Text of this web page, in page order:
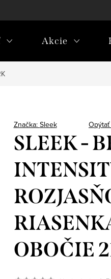
Akcie
SLEEK -
OBOČIE
Značka: Sleek